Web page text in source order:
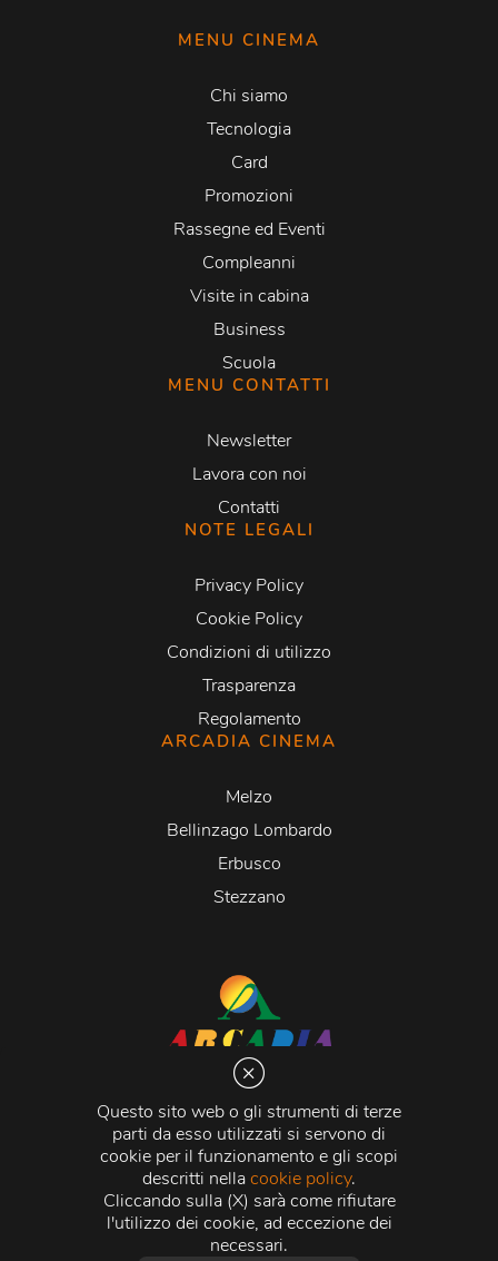
Questo sito web o gli strumenti di terze
parti da esso utilizzati si servono di
cookie per il funzionamento e gli scopi
descritti nellacookie policy.
Cliccando sulla (X) sarà come rifiutare
l'utilizzo dei cookie, ad eccezione dei
necessari.
MENU CINEMA
Chi siamo
Tecnologia
Card
Promozioni
Rassegne ed Eventi
Compleanni
Visite in cabina
Business
Scuola
MENU CONTATTI
Newsletter
Lavora con noi
Contatti
NOTE LEGALI
Privacy Policy
Cookie Policy
Condizioni di utilizzo
Trasparenza
Regolamento
ARCADIA CINEMA
Melzo
Bellinzago Lombardo
Erbusco
Stezzano
Via Martiri della Libertà 20066 Melzo (MI)
C.C.I.A.A. - R.E.A di Milano n. 1427910
Registro delle Imprese di Milano n. 338392 -
Fiscale e Partita Iva11015840157 | Capitale Sociale
500.000,00 i.v.
Credits:Crea Informatica S.r.l. 2026 © Tutti i diritti
riservati.